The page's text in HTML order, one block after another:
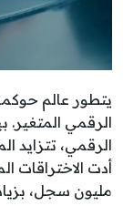
يتطور عالم
الرقمي المتغير.
مليون سجل، بزيادة 128 مليون سجل عن العام